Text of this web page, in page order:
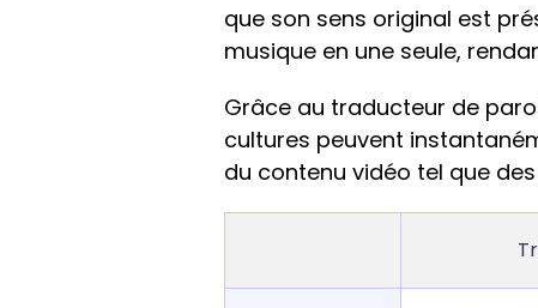
que son sens original est
musique en une seule,
Grâce au traducteur de
cultures peuvent
du contenu vidéo tel que